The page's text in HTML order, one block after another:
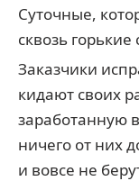
Суточные,
сквозь
Заказчики
кидают своих
заработанную
ничего от них
и вовсе не